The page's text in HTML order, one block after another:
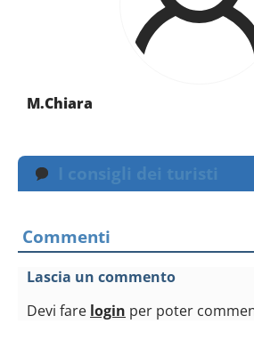
M.Chiara
I consigli dei turisti
Commenti
Lascia un commento
Devi fare login per poter